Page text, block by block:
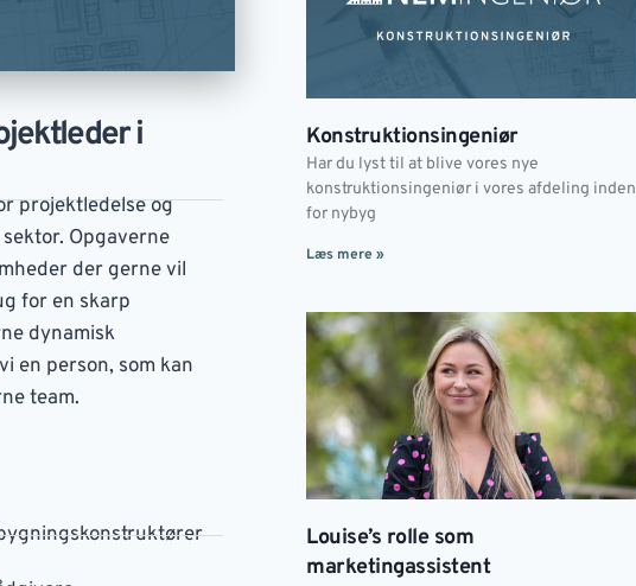
i
projektledelse og
Opgaverne
der gerne vil
for en skarp
dynamisk
en person, som kan
team.
Konstruktionsingeniør
Har du lyst til at blive vores nye
konstruktionsingeniør i vores afdeling inden
for nybyg
Læs mere »
Louise’s rolle som
marketingassistent